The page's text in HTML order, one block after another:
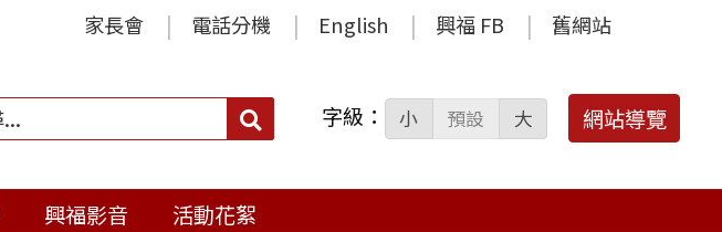
家長會 電話分機 English 興福 FB 舊網站
搜
字級： 小 預設 大 網站導覽
興福影音
活動花絮